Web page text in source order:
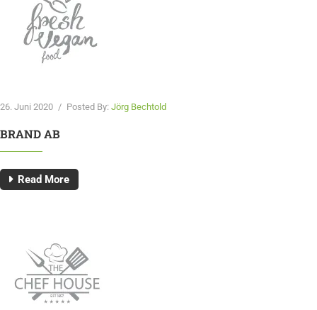
26. Juni 2020 / Posted By: Jörg Bechtold
BRAND AB
Read More